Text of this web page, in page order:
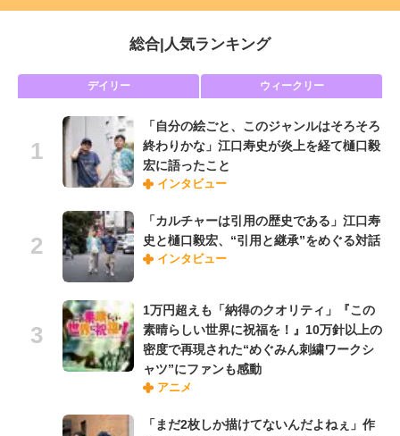
総合 人気ランキング
デイリー ウィークリー
「自分の絵ごと、このジャンルはそろそろ
終わりかな」江口寿史が炎上を経て樋口毅
宏に語ったこと
インタビュー
「カルチャーは引用の歴史である」江口寿
史と樋口毅宏、“引用と継承”をめぐる対話
インタビュー
1万円超えも「納得のクオリティ」『この
素晴らしい世界に祝福を！』10万針以上の
密度で再現された“めぐみん刺繍ワークシ
ャツ”にファンも感動
アニメ
「まだ2枚しか描けてないんだよねぇ」作